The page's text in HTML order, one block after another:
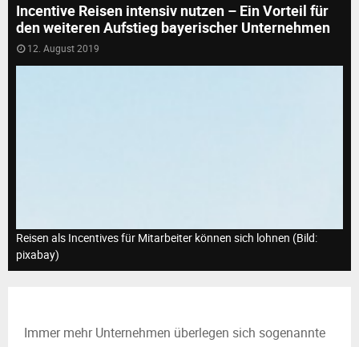
A
N
Incentive Reisen intensiv nutzen – Ein Vorteil für
den weiteren Aufstieg bayerischer Unternehmen
12. August 2019
Reisen als Incentives für Mitarbeiter können sich lohnen (Bild:
pixabay)
Immer mehr Unternehmen überlegen sich sogenannte